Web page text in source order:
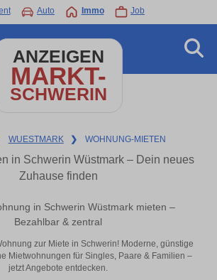
Auto Immo Job
ANZEIGEN
MARKT-
SCHWERIN
WUESTMARK ❯ WOHNUNG-MIETEN
in Schwerin Wüstmark – Dein neues
Zuhause finden
in Schwerin Wüstmark mieten –
Bezahlbar & zentral
zur Miete in Schwerin! Moderne, günstige
Mietwohnungen für Singles, Paare & Familien –
jetzt Angebote entdecken.